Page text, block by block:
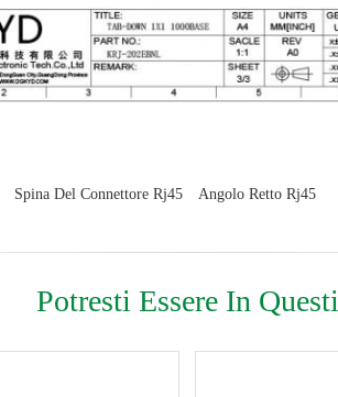
Spina Del Connettore Rj45 Angolo Retto Rj45
Potresti Essere In Questi